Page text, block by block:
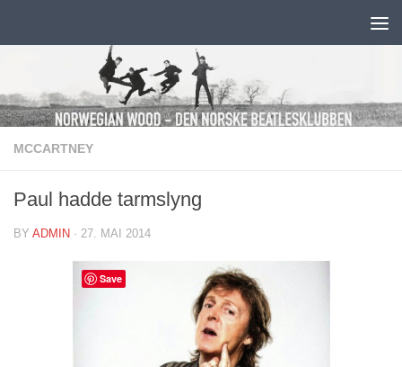
MCCARTNEY
Paul hadde tarmslyng
BY ADMIN · 27. MAI 2014
Save